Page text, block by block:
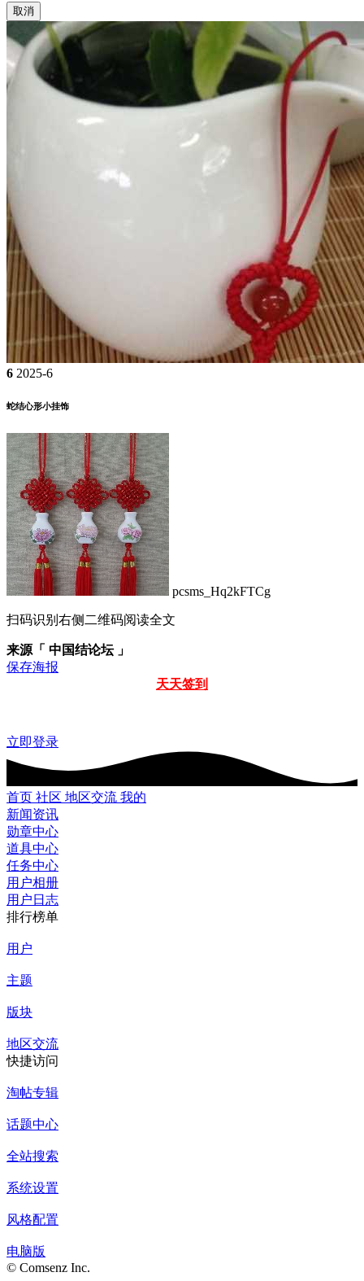
取消
6 2025-6
蛇结心形小挂饰
pcsms_Hq2kFTCg
扫码识别右侧二维码阅读全文
来源「 中国结论坛 」
保存海报
天天签到
立即登录
首页 社区 地区交流 我的
新闻资讯
勋章中心
道具中心
任务中心
用户相册
用户日志
排行榜单
用户
主题
版块
地区交流
快捷访问
淘帖专辑
话题中心
全站搜索
系统设置
风格配置
电脑版
© Comsenz Inc.